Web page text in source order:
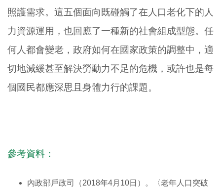
照護需求。這五個面向既碰觸了在人口老化下的人
力資源運用，也回應了一種新的社會組成型態。任
何人都會變老，政府如何在國家政策的調整中，適
切地減緩甚至解決勞動力不足的危機，或許也是每
個國民都應深思且身體力行的課題。
參考資料：
內政部戶政司（2018年4月10日）。〈老年人口突破